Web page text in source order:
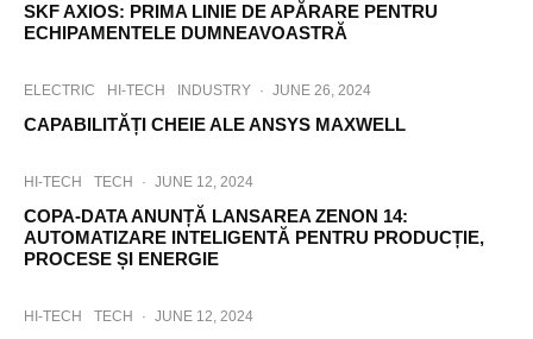
SKF AXIOS: PRIMA LINIE DE APĂRARE PENTRU
ECHIPAMENTELE DUMNEAVOASTRĂ
ELECTRIC HI-TECH INDUSTRY · JUNE 26, 2024
CAPABILITĂȚI CHEIE ALE ANSYS MAXWELL
HI-TECH TECH · JUNE 12, 2024
COPA-DATA ANUNȚĂ LANSAREA ZENON 14:
AUTOMATIZARE INTELIGENTĂ PENTRU PRODUCȚIE,
PROCESE ȘI ENERGIE
HI-TECH TECH · JUNE 12, 2024